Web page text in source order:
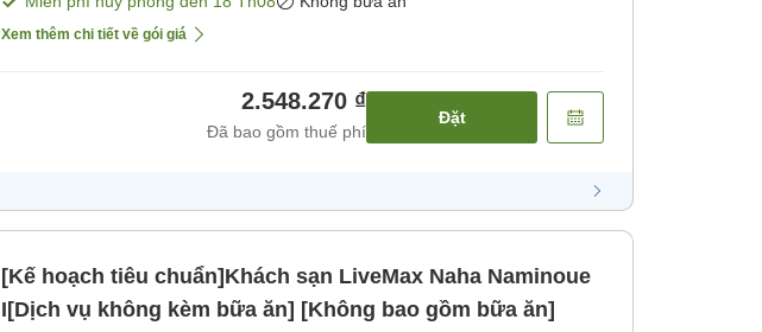
Xem thêm chi tiết về gói giá
2.548.270 ₫
Đã bao gồm thuế phí
Đặt
[Kế hoạch tiêu chuẩn]Khách sạn LiveMax Naha Naminoue
I[Dịch vụ không kèm bữa ăn] [Không bao gồm bữa ăn]